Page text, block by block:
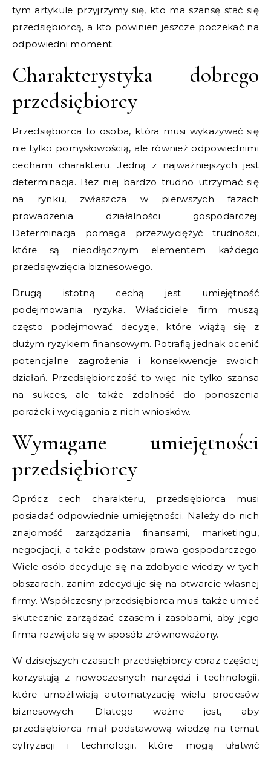
tym artykule przyjrzymy się, kto ma szansę stać się
przedsiębiorcą, a kto powinien jeszcze poczekać na
odpowiedni moment.
Charakterystyka dobrego
przedsiębiorcy
Przedsiębiorca to osoba, która musi wykazywać się
nie tylko pomysłowością, ale również odpowiednimi
cechami charakteru. Jedną z najważniejszych jest
determinacja. Bez niej bardzo trudno utrzymać się
na rynku, zwłaszcza w pierwszych fazach
prowadzenia działalności gospodarczej.
Determinacja pomaga przezwyciężyć trudności,
które są nieodłącznym elementem każdego
przedsięwzięcia biznesowego.
Drugą istotną cechą jest umiejętność
podejmowania ryzyka. Właściciele firm muszą
często podejmować decyzje, które wiążą się z
dużym ryzykiem finansowym. Potrafią jednak ocenić
potencjalne zagrożenia i konsekwencje swoich
działań. Przedsiębiorczość to więc nie tylko szansa
na sukces, ale także zdolność do ponoszenia
porażek i wyciągania z nich wniosków.
Wymagane umiejętności
przedsiębiorcy
Oprócz cech charakteru, przedsiębiorca musi
posiadać odpowiednie umiejętności. Należy do nich
znajomość zarządzania finansami, marketingu,
negocjacji, a także podstaw prawa gospodarczego.
Wiele osób decyduje się na zdobycie wiedzy w tych
obszarach, zanim zdecyduje się na otwarcie własnej
firmy. Współczesny przedsiębiorca musi także umieć
skutecznie zarządzać czasem i zasobami, aby jego
firma rozwijała się w sposób zrównoważony.
W dzisiejszych czasach przedsiębiorcy coraz częściej
korzystają z nowoczesnych narzędzi i technologii,
które umożliwiają automatyzację wielu procesów
biznesowych. Dlatego ważne jest, aby
przedsiębiorca miał podstawową wiedzę na temat
cyfryzacji i technologii, które mogą ułatwić